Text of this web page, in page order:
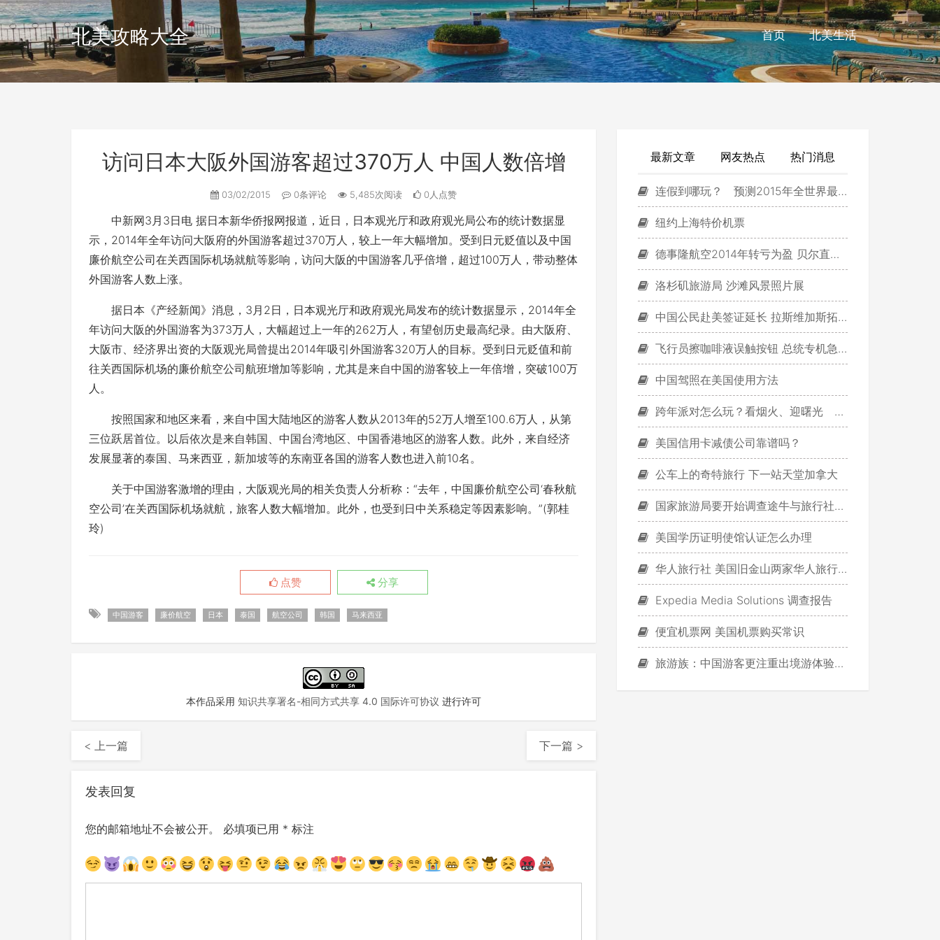
北美攻略大全 首页 北美生活
访问日本大阪外国游客超过370万人 中国人数倍增
03/02/2015 0条评论 5,485次阅读 0人点赞
中新网3月3日电 据日本新华侨报网报道，近日，日本观光厅和政府观光局公布的统计数据显
示，2014年全年访问大阪府的外国游客超过370万人，较上一年大幅增加。受到日元贬值以及中国
廉价航空公司在关西国际机场就航等影响，访问大阪的中国游客几乎倍增，超过100万人，带动整体
外国游客人数上涨。
据日本《产经新闻》消息，3月2日，日本观光厅和政府观光局发布的统计数据显示，2014年全
年访问大阪的外国游客为373万人，大幅超过上一年的262万人，有望创历史最高纪录。由大阪府、
大阪市、经济界出资的大阪观光局曾提出2014年吸引外国游客320万人的目标。受到日元贬值和前
往关西国际机场的廉价航空公司航班增加等影响，尤其是来自中国的游客较上一年倍增，突破100万
人。
按照国家和地区来看，来自中国大陆地区的游客人数从2013年的52万人增至100.6万人，从第
三位跃居首位。以后依次是来自韩国、中国台湾地区、中国香港地区的游客人数。此外，来自经济
发展显著的泰国、马来西亚，新加坡等的东南亚各国的游客人数也进入前10名。
关于中国游客激增的理由，大阪观光局的相关负责人分析称：“去年，中国廉价航空公司‘春秋航
空公司’在关西国际机场就航，旅客人数大幅增加。此外，也受到日中关系稳定等因素影响。”(郭桂
玲)
点赞 分享
中国游客 廉价航空 日本 泰国 航空公司 韩国 马来西亚
本作品采用 知识共享署名-相同方式共享 4.0 国际许可协议 进行许可
< 上一篇 下一篇 >
发表回复
您的邮箱地址不会被公开。 必填项已用 * 标注
最新文章 网友热点 热门消息
连假到哪玩？ 预测2015年全世界最热门的度假胜地
纽约上海特价机票
德事隆航空2014年转亏为盈 贝尔直升机营收下降
洛杉矶旅游局 沙滩风景照片展
中国公民赴美签证延长 拉斯维加斯拓展中国团队吸引商务会奖旅客
飞行员擦咖啡液误触按钮 总统专机急坠1分钟
中国驾照在美国使用方法
跨年派对怎么玩？看烟火、迎曙光 与3万人嗨翻东北角
美国信用卡减债公司靠谱吗？
公车上的奇特旅行 下一站天堂加拿大
国家旅游局要开始调查途牛与旅行社之争
美国学历证明使馆认证怎么办理
华人旅行社 美国旧金山两家华人旅行社跑路 连累当地业界
Expedia Media Solutions 调查报告
便宜机票网 美国机票购买常识
旅游族：中国游客更注重出境游体验与品质